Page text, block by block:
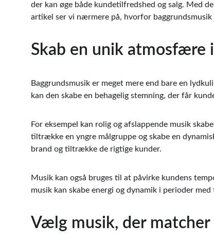
der kan øge både kundetilfredshed og salg. Med
artikel ser vi nærmere på, hvorfor
Skab en unik atmosfære
Baggrundsmusik er meget mere end bare en
kan den skabe en behagelig stemning, der får
For eksempel kan rolig og afslappende musik
tiltrække en yngre målgruppe og skabe en
brand og tiltrække de rigtige kunder.
Musik kan også bruges til at påvirke kundens
musik kan skabe energi og dynamik i perioder
Vælg musik, der